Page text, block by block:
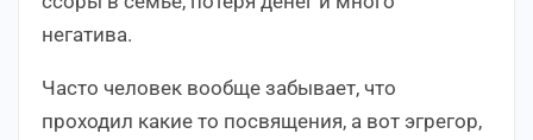
негатива.
Часто человек вообще забывает, что
проходил какие то посвящения, а вот эгрегор,